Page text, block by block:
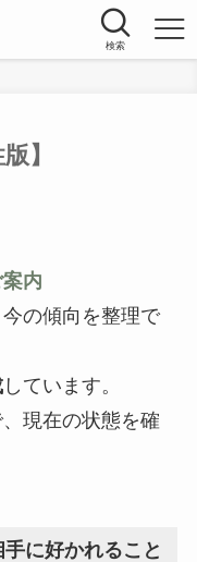
検索
】
内
の傾向を整理で
しています。
現在の状態を確
に好かれること